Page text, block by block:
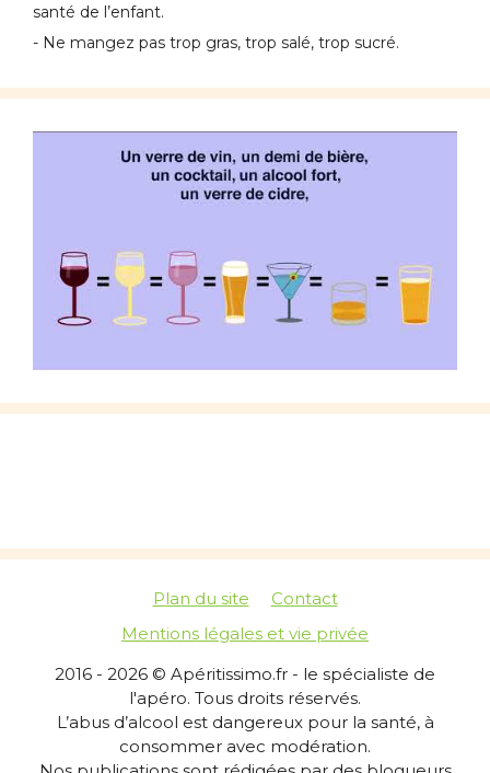
santé de l’enfant.
- Ne mangez pas trop gras, trop salé, trop sucré.
Plan du site
Contact
Mentions légales et vie privée
2016 - 2026 © Apéritissimo.fr - le spécialiste de
l'apéro. Tous droits réservés.
L’abus d’alcool est dangereux pour la santé, à
consommer avec modération.